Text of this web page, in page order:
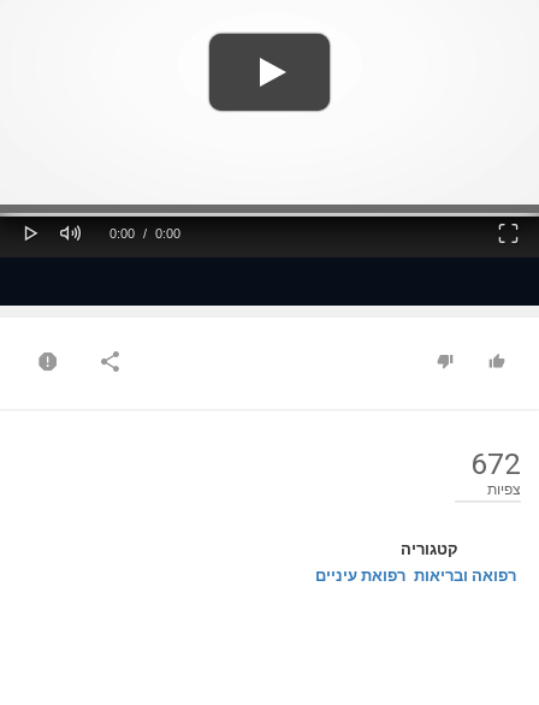
Play Mute
Current
0:00 /
Duration
0:00
Fullscreen
672
צפיות
קטגוריה
רפואה ובריאות רפואת עיניים